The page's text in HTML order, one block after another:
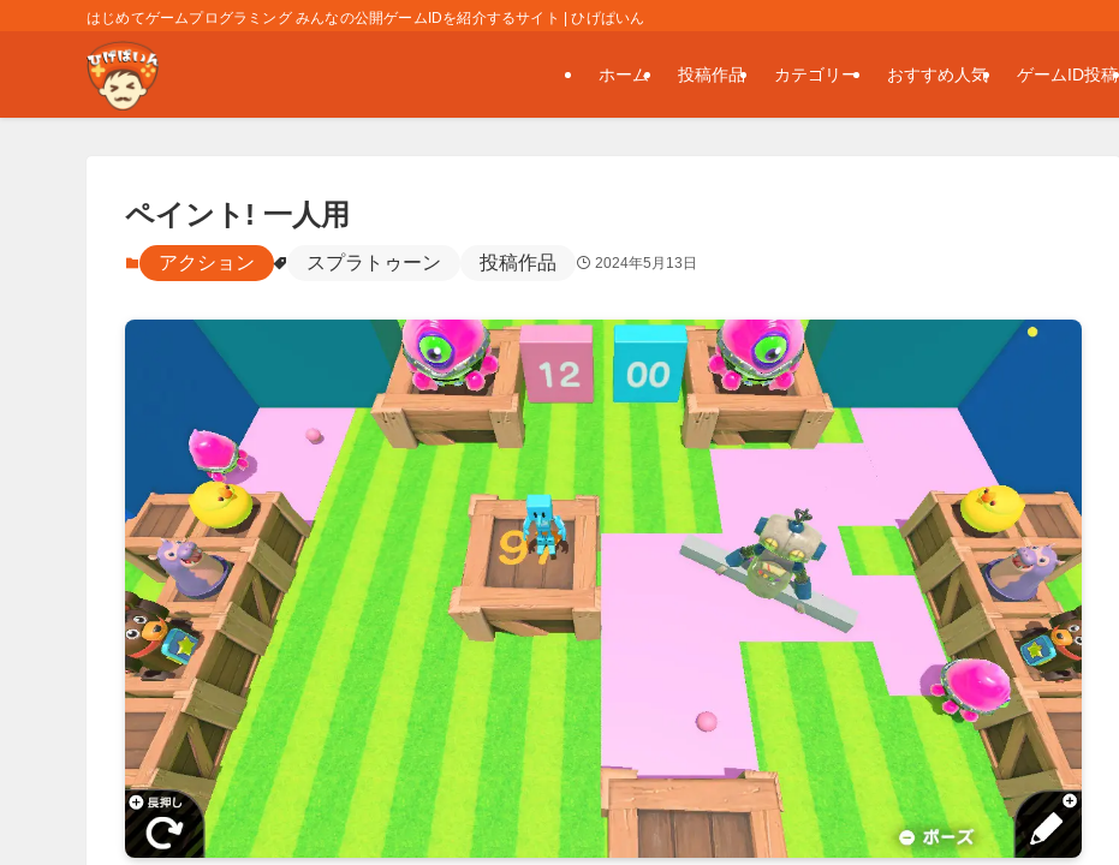
はじめてゲームプログラミング みんなの公開ゲームIDを紹介するサイト | ひげぱいん
ホーム 投稿作品 カテゴリー おすすめ人気 ゲームID投稿
ペイント! 一人用
アクション スプラトゥーン 投稿作品 2024年5月13日